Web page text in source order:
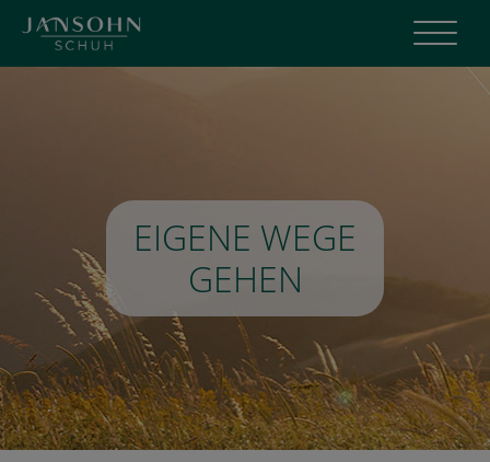
Menü
EIGENE WEGE
GEHEN